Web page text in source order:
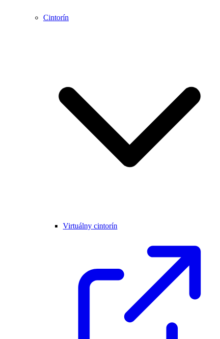
Cintorín
Virtuálny cintorín